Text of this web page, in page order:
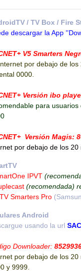
/ TV Box / Fire
descargar la App
V5 Smarters
por debajo de
0000.
Versión ibo
para
Versión Magis:
por debajo de los
IPVT
(recomendada)
Smarters Pro
Android
usando la url
Downloader:
por debajo de los
y 9999.